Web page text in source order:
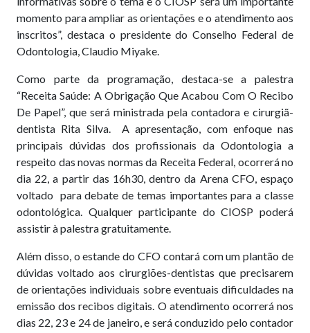
momento para ampliar as orientações e o atendimento aos
inscritos”, destaca o presidente do Conselho Federal de
Odontologia, Claudio Miyake.
Como parte da programação, destaca-se a palestra
“Receita Saúde: A Obrigação Que Acabou Com O Recibo
De Papel”, que será ministrada pela contadora e cirurgiã-
dentista Rita Silva. A apresentação, com enfoque nas
principais dúvidas dos profissionais da Odontologia a
respeito das novas normas da Receita Federal, ocorrerá no
dia 22, a partir das 16h30, dentro da Arena CFO, espaço
voltado para debate de temas importantes para a classe
odontológica. Qualquer participante do CIOSP poderá
assistir à palestra gratuitamente.
Além disso, o estande do CFO contará com um plantão de
dúvidas voltado aos cirurgiões-dentistas que precisarem
de orientações individuais sobre eventuais dificuldades na
emissão dos recibos digitais. O atendimento ocorrerá nos
dias 22, 23 e 24 de janeiro, e será conduzido pelo contador